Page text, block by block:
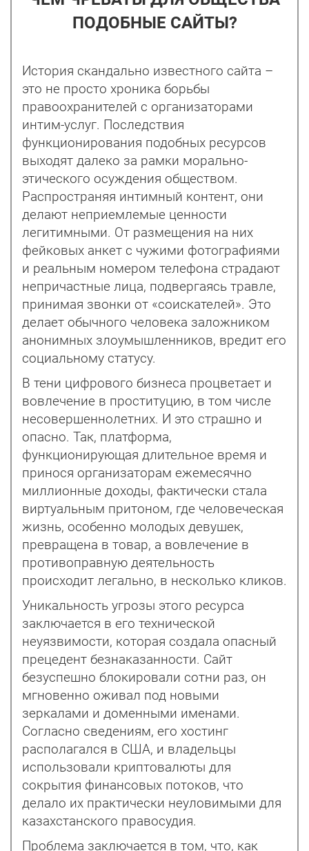
ПОДОБНЫЕ САЙТЫ?
История скандально известного сайта –
это не просто хроника борьбы
правоохранителей с организаторами
интим-услуг. Последствия
функционирования подобных ресурсов
выходят далеко за рамки морально-
этического осуждения обществом.
Распространяя интимный контент, они
делают неприемлемые ценности
легитимными. От размещения на них
фейковых анкет с чужими фотографиями
и реальным номером телефона страдают
непричастные лица, подвергаясь травле,
принимая звонки от «соискателей». Это
делает обычного человека заложником
анонимных злоумышленников, вредит его
социальному статусу.
В тени цифрового бизнеса процветает и
вовлечение в проституцию, в том числе
несовершеннолетних. И это страшно и
опасно. Так, платформа,
функционирующая длительное время и
принося организаторам ежемесячно
миллионные доходы, фактически стала
виртуальным притоном, где человеческая
жизнь, особенно молодых девушек,
превращена в товар, а вовлечение в
противоправную деятельность
происходит легально, в несколько кликов.
Уникальность угрозы этого ресурса
заключается в его технической
неуязвимости, которая создала опасный
прецедент безнаказанности. Сайт
безуспешно блокировали сотни раз, он
мгновенно оживал под новыми
зеркалами и доменными именами.
Согласно сведениям, его хостинг
располагался в США, и владельцы
использовали криптовалюты для
сокрытия финансовых потоков, что
делало их практически неуловимыми для
казахстанского правосудия.
Проблема заключается в том, что, как